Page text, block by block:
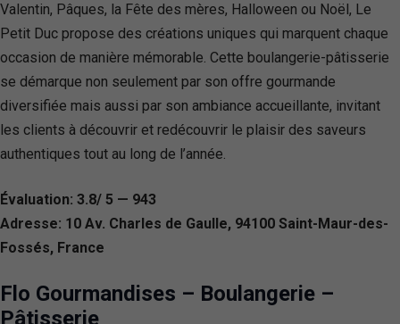
Valentin, Pâques, la Fête des mères, Halloween ou Noël, Le
Petit Duc propose des créations uniques qui marquent chaque
occasion de manière mémorable. Cette boulangerie-pâtisserie
se démarque non seulement par son offre gourmande
diversifiée mais aussi par son ambiance accueillante, invitant
les clients à découvrir et redécouvrir le plaisir des saveurs
authentiques tout au long de l’année.
Évaluation: 3.8/ 5 — 943
Adresse: 10 Av. Charles de Gaulle, 94100 Saint-Maur-des-
Fossés, France
Flo Gourmandises – Boulangerie –
Pâtisserie